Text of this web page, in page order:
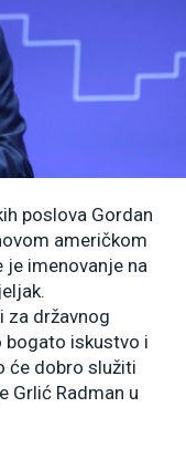
poslova Gordan
američkom
je imenovanje na
za državnog
bogato iskustvo i
će dobro služiti
Grlić Radman u